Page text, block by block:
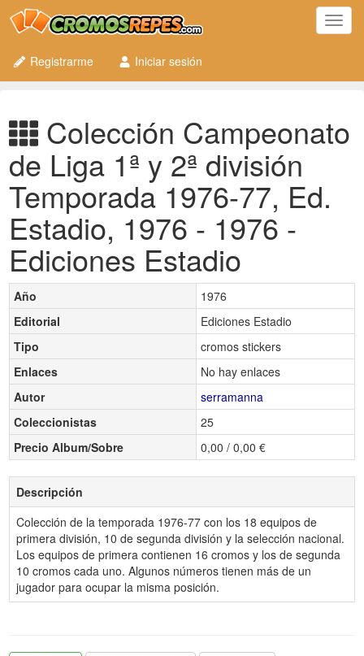
Registrarme
Iniciar sesión
Colección Campeonato
de Liga 1ª y 2ª división
Temporada 1976-77, Ed.
Estadio, 1976 - 1976 -
Ediciones Estadio
Año
1976
Editorial
Ediciones Estadio
Tipo
cromos stickers
Enlaces
No hay enlaces
Autor
serramanna
Coleccionistas
25
Precio Album/Sobre
0,00 / 0,00 €
Descripción
Colección de la temporada 1976-77 con los 18 equipos de
primera división, 10 de segunda división y la selección nacional.
Los equipos de primera contienen 16 cromos y los de segunda
10 cromos cada uno. Algunos números tienen más de un
jugador para ocupar la misma posición.